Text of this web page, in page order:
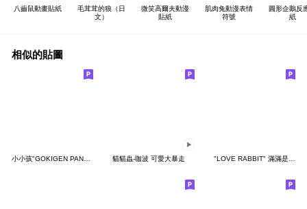
八齒鼠動畫貼紙
毛茸茸的狼（日
文）
微笑高爾夫動漫
貼紙
肌肉兔動漫表情
符號
圓形企鵝反
紙
相似的貼圖
小小孩"GOKIGEN PANDA" 台灣版 貓貓蟲-咖波 可愛大暴走 "LOVE RABBIT" 滿滿是愛 台灣版